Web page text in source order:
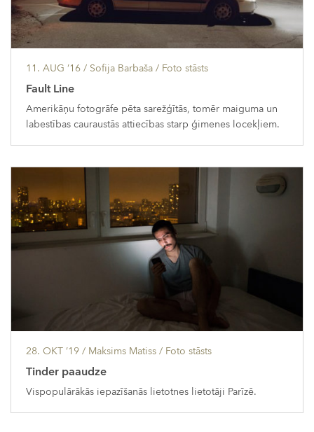
11. AUG ’16 / Sofija Barbaša / Foto stāsts
Fault Line
Amerikāņu fotogrāfe pēta sarežģītās, tomēr maiguma un
labestības cauraustās attiecības starp ģimenes locekļiem.
28. OKT ’19 / Maksims Matiss / Foto stāsts
Tinder paaudze
Vispopulārākās iepazīšanās lietotnes lietotāji Parīzē.